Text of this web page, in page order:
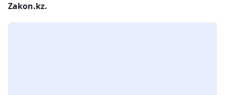
Zakon.kz.